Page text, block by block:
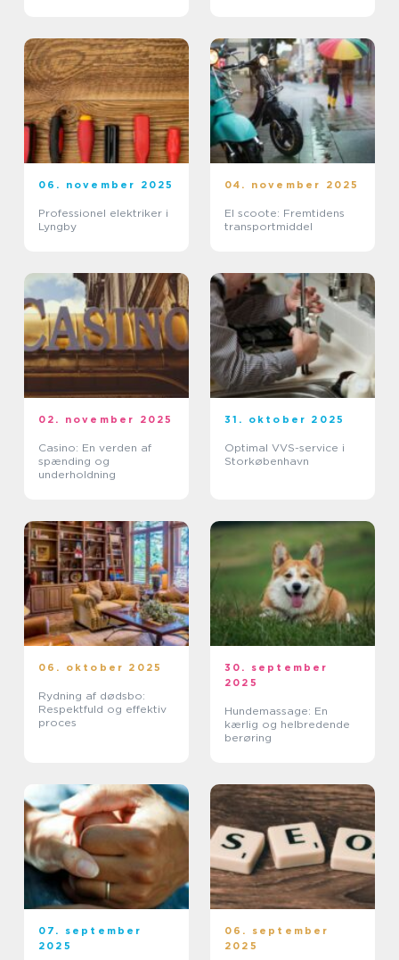
06. november 2025
Professionel elektriker i
Lyngby
04. november 2025
El scoote: Fremtidens
transportmiddel
02. november 2025
Casino: En verden af
spænding og
underholdning
31. oktober 2025
Optimal VVS-service i
Storkøbenhavn
06. oktober 2025
Rydning af dødsbo:
Respektfuld og effektiv
proces
30. september
2025
Hundemassage: En
kærlig og helbredende
berøring
07. september
2025
06. september
2025